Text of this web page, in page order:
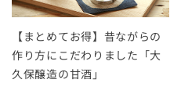
【まとめてお得】昔ながらの
作り方にこだわりました「大
久保醸造の甘酒」